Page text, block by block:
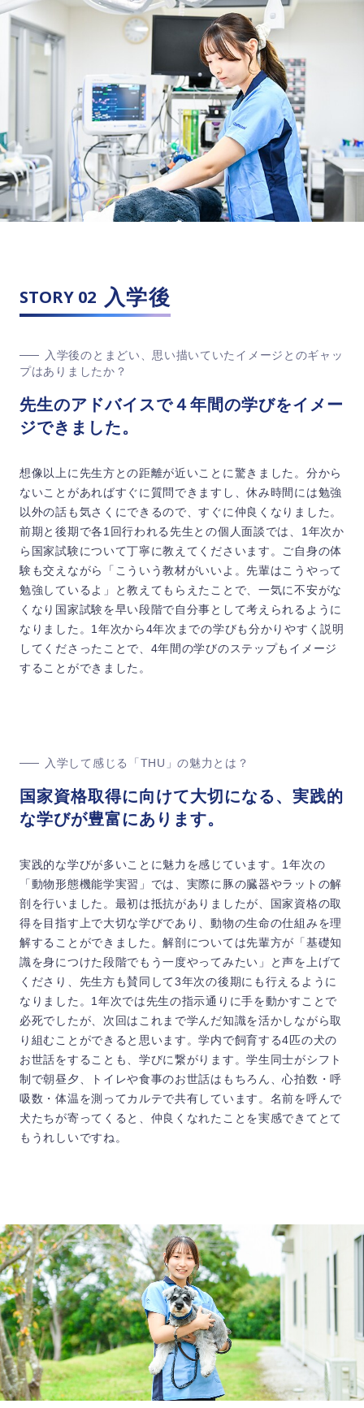
STORY 02 入学後
入学後のとまどい、思い描いていたイメージとのギャッ
プはありましたか？
先生のアドバイスで４年間の学びをイメー
ジできました。
想像以上に先生方との距離が近いことに驚きました。分から
ないことがあればすぐに質問できますし、休み時間には勉強
以外の話も気さくにできるので、すぐに仲良くなりました。
前期と後期で各1回行われる先生との個人面談では、1年次か
ら国家試験について丁寧に教えてくださいます。ご自身の体
験も交えながら「こういう教材がいいよ。先輩はこうやって
勉強しているよ」と教えてもらえたことで、一気に不安がな
くなり国家試験を早い段階で自分事として考えられるように
なりました。1年次から4年次までの学びも分かりやすく説明
してくださったことで、4年間の学びのステップもイメージ
することができました。
入学して感じる「THU」の魅力とは？
国家資格取得に向けて大切になる、実践的
な学びが豊富にあります。
実践的な学びが多いことに魅力を感じています。1年次の
「動物形態機能学実習」では、実際に豚の臓器やラットの解
剖を行いました。最初は抵抗がありましたが、国家資格の取
得を目指す上で大切な学びであり、動物の生命の仕組みを理
解することができました。解剖については先輩方が「基礎知
識を身につけた段階でもう一度やってみたい」と声を上げて
くださり、先生方も賛同して3年次の後期にも行えるように
なりました。1年次では先生の指示通りに手を動かすことで
必死でしたが、次回はこれまで学んだ知識を活かしながら取
り組むことができると思います。学内で飼育する4匹の犬の
お世話をすることも、学びに繋がります。学生同士がシフト
制で朝昼夕、トイレや食事のお世話はもちろん、心拍数・呼
吸数・体温を測ってカルテで共有しています。名前を呼んで
犬たちが寄ってくると、仲良くなれたことを実感できてとて
もうれしいですね。